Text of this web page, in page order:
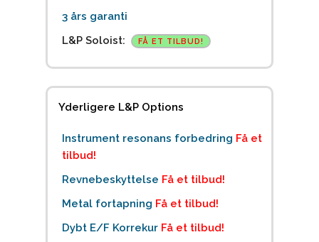
3 års garanti
L&P Soloist:
FÅ ET TILBUD!
Yderligere L&P Options
Instrument resonans forbedring Få et
tilbud!
Revnebeskyttelse Få et tilbud!
Metal fortapning Få et tilbud!
Dybt E/F Korrekur Få et tilbud!